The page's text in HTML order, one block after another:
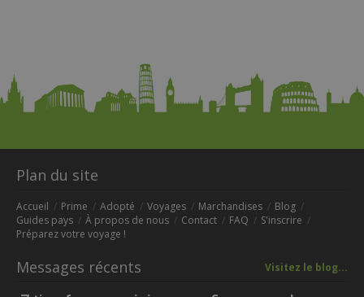
Plan du site
Accueil Prime Adopté Voyages Marchandises
Blog
Guides pays
À propos de nous Contact FAQ
S'inscrire
Préparez votre voyage !
Messages récents Visitez le blog...